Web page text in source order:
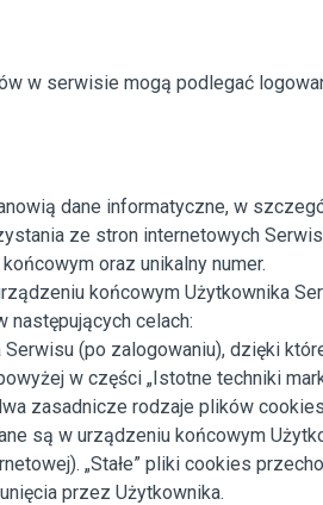
w serwisie mogą podlegać
dane informatyczne, w
ze stron internetowych
oraz unikalny numer.
końcowym Użytkownika
celach:
(po zalogowaniu), dzięki
w części „Istotne techniki
zasadnicze rodzaje plików
są w urządzeniu końcowym
„Stałe” pliki cookies
przez Użytkownika.